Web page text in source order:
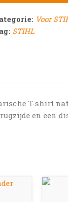
Voor
STIHL
T-shirt
rugzijde en een